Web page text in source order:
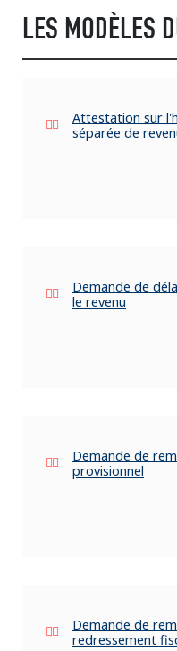
LES MODÈLES
Attestation sur
séparée de
Demande de
le revenu
Demande de
provisionnel
Demande de
redressement